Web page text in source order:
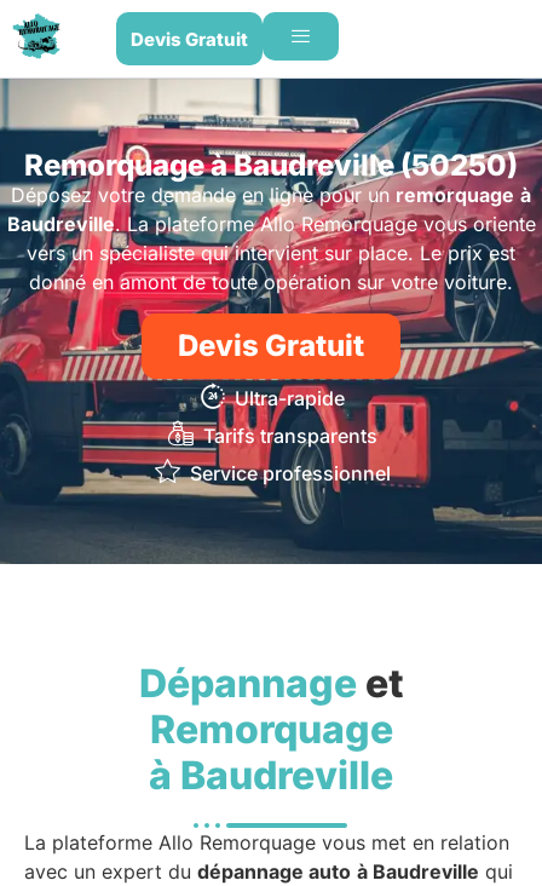
Devis Gratuit
Remorquage à Baudreville (50250)
Déposez votre demande en ligne pour un remorquage à
Baudreville. La plateforme Allo Remorquage vous oriente
vers un spécialiste qui intervient sur place. Le prix est
donné en amont de toute opération sur votre voiture.
Devis Gratuit
Ultra-rapide
Tarifs transparents
Service professionnel
Dépannageet
Remorquage
à Baudreville
La plateforme Allo Remorquage vous met en relation
avec un expert du dépannage auto à Baudreville qui